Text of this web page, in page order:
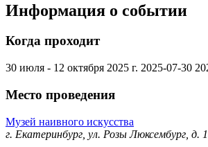
Информация о событии
Когда проходит
30 июля - 12 октября 2025 г. 2025-07-30
Место проведения
Музей наивного искусства
г. Екатеринбург, ул. Розы Люксембург, д.